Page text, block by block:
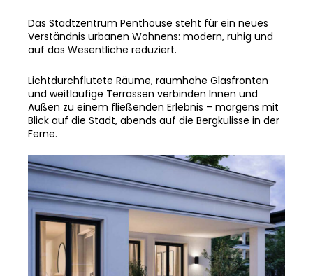
Das Stadtzentrum Penthouse steht für ein neues
Verständnis urbanen Wohnens: modern, ruhig und
auf das Wesentliche reduziert.
Lichtdurchflutete Räume, raumhohe Glasfronten
und weitläufige Terrassen verbinden Innen und
Außen zu einem fließenden Erlebnis – morgens mit
Blick auf die Stadt, abends auf die Bergkulisse in der
Ferne.